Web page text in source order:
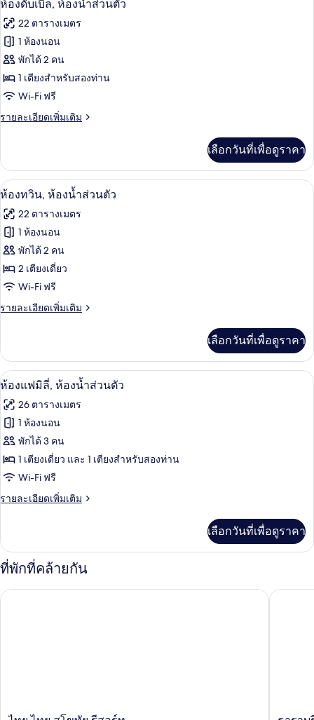
with
Private
Bathroom
ภาพถ่าย
ทั้งหมด
ของ
ห้อง
ดับเบิล,
ห้องน้ำ
ตัว
ห้องดับเบิล, ห้องน้ำส่วนตัว
22 ตารางเมตร
1 ห้องนอน
พักได้ 2 คน
1 เตียงสำหรับสองท่าน
Wi-Fi ฟรี
รายละเอียดเพิ่มเติม
ราย
เกี่ยว
กับ
ห้อง
ห้องน้ำ
ส่วน
ตัว
เลือกวันที่เพื่อดูราคา
เปิด
ภาพถ่าย
ทั้งหมด
ของ
ห้อง
ทวิน,
ห้องน้ำ
ตัว
ห้องทวิน, ห้องน้ำส่วนตัว | โต๊ะทำงาน,
18
ห้องทวิน, ห้องน้ำส่วนตัว
22 ตารางเมตร
1 ห้องนอน
พักได้ 2 คน
2 เตียงเดี่ยว
Wi-Fi ฟรี
รายละเอียดเพิ่มเติม
ราย
เกี่ยว
กับ
ห้อง
น,
ห้องน้ำ
ส่วน
ตัว
เลือกวันที่เพื่อดูราคา
เปิด
ภาพถ่าย
ทั้งหมด
ของ
ห้อง
แฟ
มิ
ห้องน้ำ
ส่วน
ห้องแฟมิลี่, ห้องน้ำส่วนตัว | โต๊ะทำงาน
12
ห้องแฟมิลี่, ห้องน้ำส่วนตัว
26 ตารางเมตร
1 ห้องนอน
พักได้ 3 คน
1 เตียงเดี่ยว และ 1 เตียงสำหรับสองท่าน
Wi-Fi ฟรี
รายละเอียดเพิ่มเติม
ราย
เกี่ยว
กับ
ห้อง
แฟ
มิ
เลือกวันที่เพื่อดูราคา
ที่พักที่คล้ายกัน
ไทย ไทย สุโขทัย รีสอร์ท ธาราบุรี